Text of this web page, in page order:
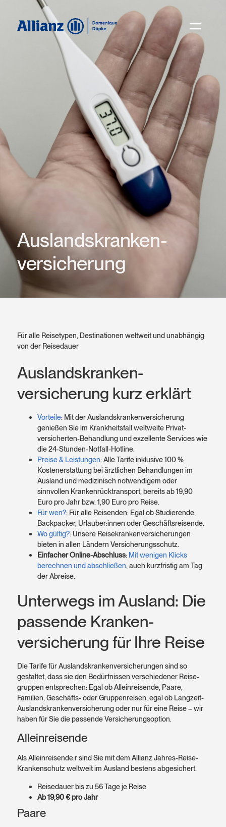
Auslands­kranken­
versicherung
Für alle Reise­typen, Destinationen weltweit und unabhängig
von der Reisedauer
Auslands­kranken­
versicherung kurz erklärt
Vorteile: Mit der Auslands­kranken­versicherung
genießen Sie im Krankheits­fall weltweite Privat­
versicherten-Behandlung und exzellente Services wie
die 24-Stunden-Notfall-Hotline.
Preise & Leistungen: Alle Tarife inklusive 100 %
Kosten­erstattung bei ärztlichen Behandlungen im
Ausland und medizinisch notwendigem oder
sinnvollen Kranken­rücktransport, bereits ab 19,90
Euro pro Jahr bzw. 1,90 Euro pro Reise.
Für wen?: Für alle Reisenden: Egal ob Studierende,
Back­packer, Urlauber:innen oder Geschäfts­reisende.
Wo gültig?: Unsere Reise­kranken­versicherungen
bieten in allen Ländern Versicherungs­schutz.
Einfacher Online-Abschluss: Mit wenigen Klicks
berechnen und abschließen, auch kurz­fristig am Tag
der Abreise.
Unterwegs im Aus­land: Die
passende Kranken­
versicherung für Ihre Reise
Die Tarife für Auslands­kranken­versicherungen sind so
gestaltet, dass sie den Bedürfnissen verschiedener Reise­
gruppen entsprechen: Egal ob Allein­reisende, Paare,
Familien, Geschäfts- oder Gruppenreisen, egal ob Langzeit-
Auslandskrankenversicherung oder nur für eine Reise – wir
haben für Sie die passende Versicherungs­option.
Alleinreisende
Als Allein­reisende:r sind Sie mit dem Allianz Jahres-Reise-
Kranken­schutz weltweit im Ausland bestens abgesichert.
Reise­dauer bis zu 56 Tage je Reise
Ab 19,90 € pro Jahr
Paare